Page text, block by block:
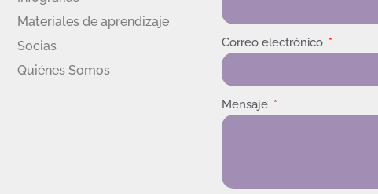
Materiales de aprendizaje
Socias
Quiénes Somos
Correo electrónico
Mensaje